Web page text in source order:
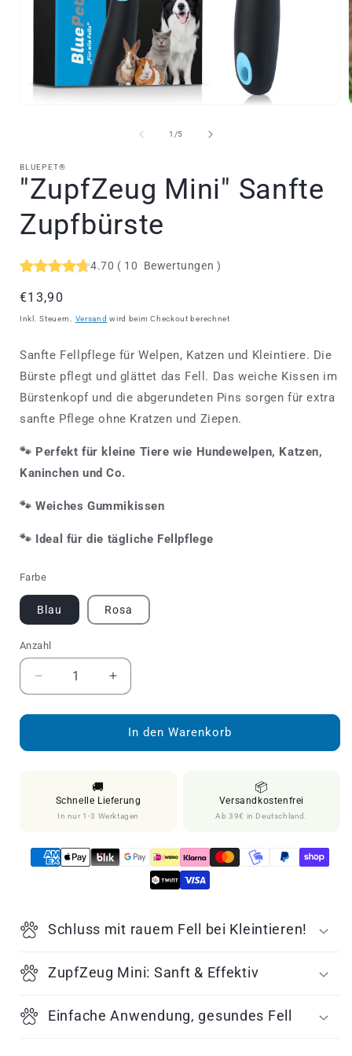
1 /von
5
BLUEPET®
"ZupfZeug Mini" Sanfte
Zupfbürste
4.70 ( 10 Bewertungen )
Normaler
Preis
€13,90
Inkl. Steuern. Versand wird beim Checkout berechnet
Sanfte Fellpflege für Welpen, Katzen und Kleintiere. Die
Bürste pflegt und glättet das Fell. Das weiche Kissen im
Bürstenkopf und die abgerundeten Pins sorgen für extra
sanfte Pflege ohne Kratzen und Ziepen.
🐾 Perfekt für kleine Tiere wie Hundewelpen, Katzen,
Kaninchen und Co.
🐾Weiches Gummikissen
🐾 Ideal für die tägliche Fellpflege
Farbe
Blau Rosa
Anzahl
Anzahl
Verringere
die
Menge
&quot;ZupfZeug
Zupfbürste
Erhöhe
die
Menge
&quot;ZupfZeug
Zupfbürste
In den Warenkorb
🚚
Schnelle Lieferung
In nur 1-3 Werktagen
📦
Versandkostenfrei
Ab 39€ in Deutschland.
Schluss mit rauem Fell bei Kleintieren!
ZupfZeug Mini: Sanft & Effektiv
Einfache Anwendung, gesundes Fell